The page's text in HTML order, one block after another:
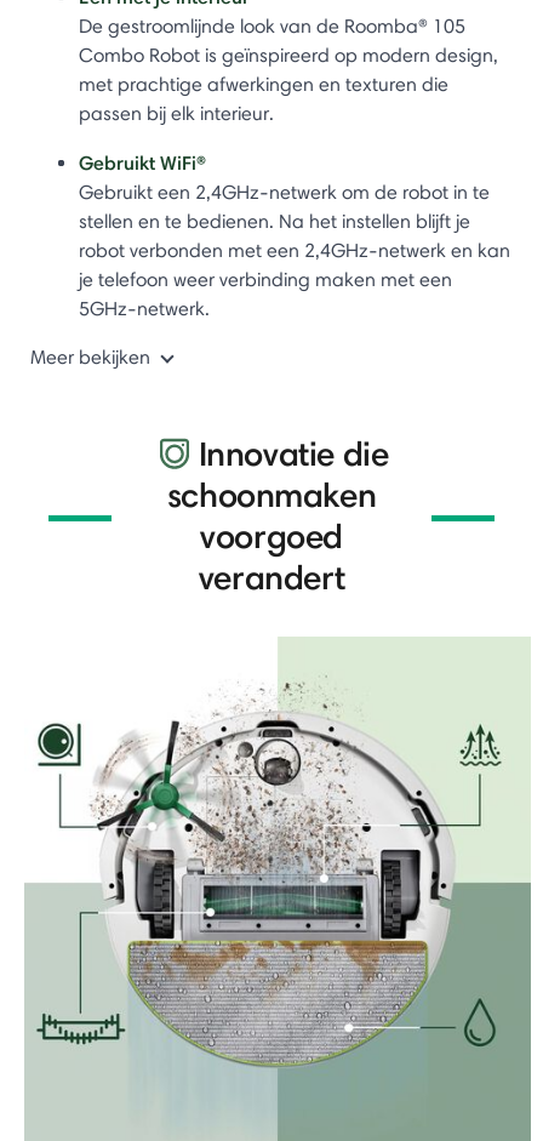
De gestroomlijnde look van de Roomba® 105
Combo Robot is geïnspireerd op modern design,
met prachtige afwerkingen en texturen die
passen bij elk interieur.
Gebruikt WiFi®
Gebruikt een 2,4GHz-netwerk om de robot in te
stellen en te bedienen. Na het instellen blijft je
robot verbonden met een 2,4GHz-netwerk en kan
je telefoon weer verbinding maken met een
5GHz-netwerk.
Meer bekijken
Innovatie die
schoonmaken
voorgoed
verandert